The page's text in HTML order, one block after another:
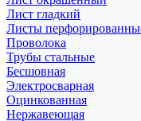
Лист гладкий
Листы
Проволока
Трубы стальные
Бесшовная
Электросварная
Оцинкованная
Нержавеющая